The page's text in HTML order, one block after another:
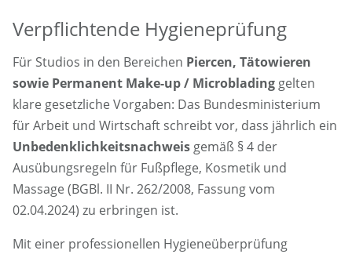
Verpflichtende Hygieneprüfung
Für Studios in den Bereichen Piercen, Tätowieren
sowie Permanent Make-up / Microblading gelten
klare gesetzliche Vorgaben: Das Bundesministerium
für Arbeit und Wirtschaft schreibt vor, dass jährlich ein
Unbedenklichkeitsnachweis gemäß § 4 der
Ausübungsregeln für Fußpflege, Kosmetik und
Massage (BGBl. II Nr. 262/2008, Fassung vom
02.04.2024) zu erbringen ist.
Mit einer professionellen Hygieneüberprüfung